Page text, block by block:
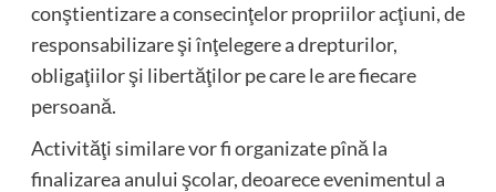
conştientizare a consecinţelor propriilor acţiuni, de
responsabilizare şi înţelegere a drepturilor,
obligaţiilor şi libertăţilor pe care le are fiecare
persoană.
Activităţi similare vor fi organizate pînă la
finalizarea anului şcolar, deoarece evenimentul a